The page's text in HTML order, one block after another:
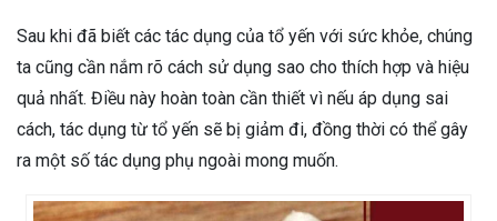
Sau khi đã biết các tác dụng của tổ yến với sức khỏe, chúng
ta cũng cần nắm rõ cách sử dụng sao cho thích hợp và hiệu
quả nhất. Điều này hoàn toàn cần thiết vì nếu áp dụng sai
cách, tác dụng từ tổ yến sẽ bị giảm đi, đồng thời có thể gây
ra một số tác dụng phụ ngoài mong muốn.